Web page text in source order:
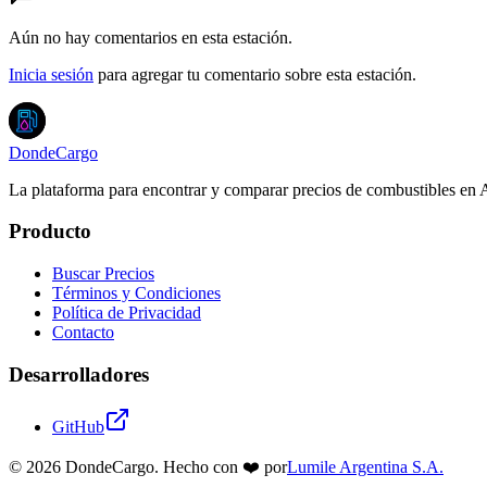
Aún no hay comentarios en esta estación.
Inicia sesión para agregar tu comentario sobre esta estación.
DondeCargo
La plataforma para encontrar y comparar precios de combustibles en
Producto
Buscar Precios
Términos y Condiciones
Política de Privacidad
Contacto
Desarrolladores
GitHub
© 2026 DondeCargo. Hecho con ❤️ porLumile Argentina S.A.